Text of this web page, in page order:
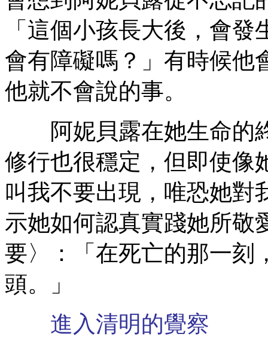
「這個小孩長大後，會
會有障礙嗎？」有時候他
他就不會說的事。
阿妮貝露在她生命的
修行也很穩定，但即使像
叫我不要出現，唯恐她對
示她如何認真實踐她所敬
要〉：「在死亡的那一刻
頭。」
進入清明的覺察